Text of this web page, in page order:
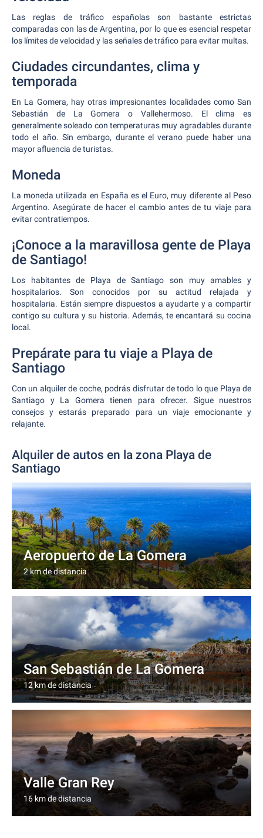
Las reglas de tráfico españolas son bastante estrictas
comparadas con las de Argentina, por lo que es esencial respetar
los límites de velocidad y las señales de tráfico para evitar multas.
Ciudades circundantes, clima y
temporada
En La Gomera, hay otras impresionantes localidades como San
Sebastián de La Gomera o Vallehermoso. El clima es
generalmente soleado con temperaturas muy agradables durante
todo el año. Sin embargo, durante el verano puede haber una
mayor afluencia de turistas.
Moneda
La moneda utilizada en España es el Euro, muy diferente al Peso
Argentino. Asegúrate de hacer el cambio antes de tu viaje para
evitar contratiempos.
¡Conoce a la maravillosa gente de Playa
de Santiago!
Los habitantes de Playa de Santiago son muy amables y
hospitalarios. Son conocidos por su actitud relajada y
hospitalaria. Están siempre dispuestos a ayudarte y a compartir
contigo su cultura y su historia. Además, te encantará su cocina
local.
Prepárate para tu viaje a Playa de
Santiago
Con un alquiler de coche, podrás disfrutar de todo lo que Playa de
Santiago y La Gomera tienen para ofrecer. Sigue nuestros
consejos y estarás preparado para un viaje emocionante y
relajante.
Alquiler de autos en la zona Playa de
Santiago
Aeropuerto de La Gomera
2 km de distancia
San Sebastián de La Gomera
12 km de distancia
Valle Gran Rey
16 km de distancia